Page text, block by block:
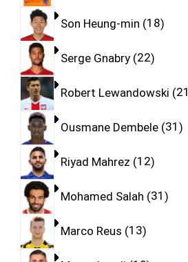
Son Heung-min 18
Serge Gnabry 22
Robert Lewandowski 21
Ousmane Dembele 31
Riyad Mahrez 12
Mohamed Salah 31
Marco Reus 13